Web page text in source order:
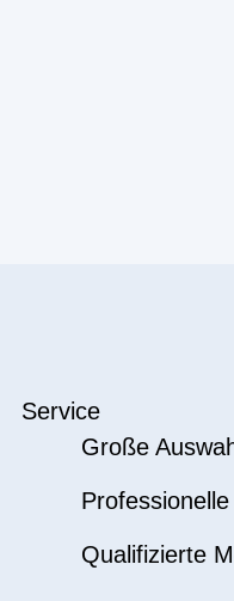
Service
Große
Qualifizierte